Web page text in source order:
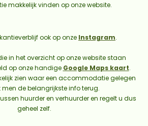
makkelijk vinden op onze website.
ook op onze Instagram.
in het overzicht op onze website staan
op onze handige Google Maps kaart.
zien waar een accommodatie gelegen
men de belangrijkste info terug.
huurder en verhuurder en regelt u dus
geheel zelf.